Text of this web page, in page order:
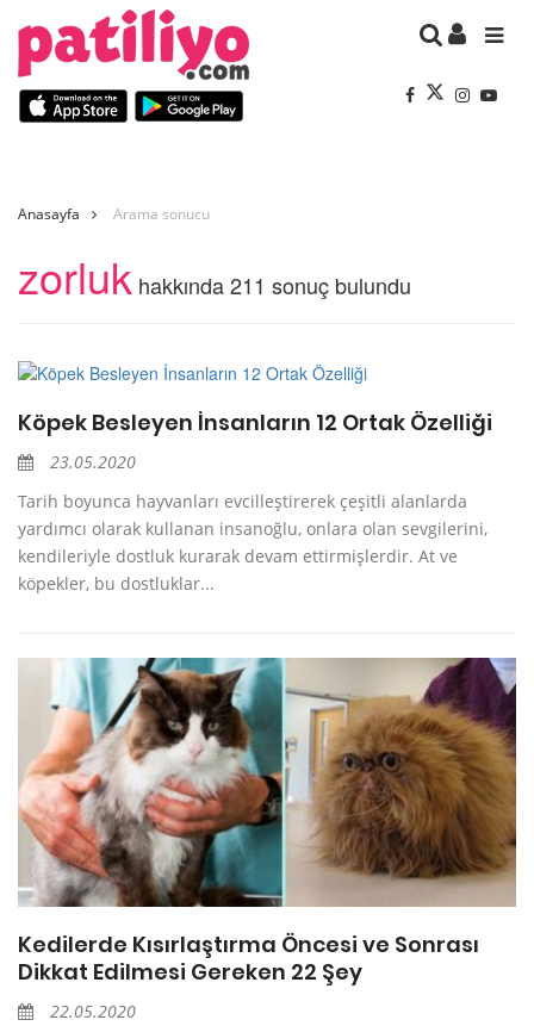
Anasayfa Arama sonucu
zorluk hakkında 211 sonuç bulundu
Köpek Besleyen İnsanların 12 Ortak Özelliği
23.05.2020
Tarih boyunca hayvanları evcilleştirerek çeşitli alanlarda
yardımcı olarak kullanan insanoğlu, onlara olan sevgilerini,
kendileriyle dostluk kurarak devam ettirmişlerdir. At ve
köpekler, bu dostluklar...
Kedilerde Kısırlaştırma Öncesi ve Sonrası
Dikkat Edilmesi Gereken 22 Şey
22.05.2020